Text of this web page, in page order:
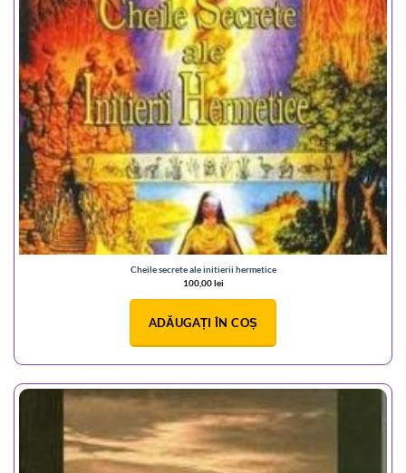
Cheile secrete ale initierii hermetice
100,00lei
ADĂUGAȚI ÎN COȘ